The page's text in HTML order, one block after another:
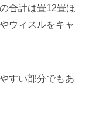
合計は畳12畳ほ
ウィスルをキャ
すい部分でもあ